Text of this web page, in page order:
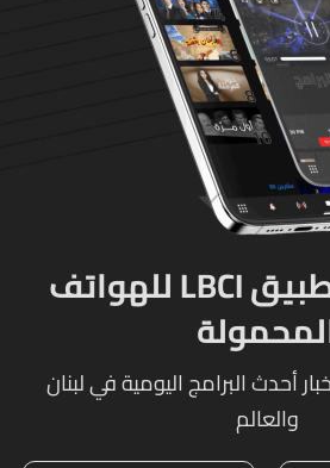
حمل الآن تطبيق LBCI للهواتف
أحدث البرامج اليومية في لبنان
والعالم